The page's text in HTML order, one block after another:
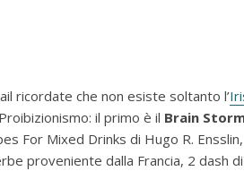
ricordate che non esiste soltanto l’
il primo è il Brain
For Mixed Drinks di Hugo R.
proveniente dalla Francia, 2 dash